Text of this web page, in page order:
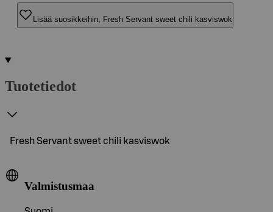
Lisää suosikkeihin, Fresh Servant sweet chili kasviswok
Tuotetiedot
Fresh Servant sweet chili kasviswok
Valmistusmaa